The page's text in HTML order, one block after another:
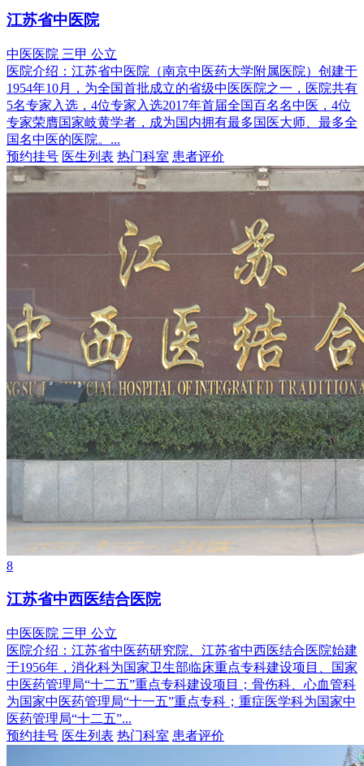
江苏省中医院
中医医院 三甲 公立
医院介绍： 江苏省中医院（南京中医药大学附属医院）创建于
1954年10月，为全国首批成立的省级中医医院之一，医院共有
5名专家入选，4位专家入选2017年首届全国百名名中医，4位
专家荣膺国家岐黄学者，成为国内拥有最多国医大师、最多全
国名中医的医院。...
预约挂号 医生列表 热门科室 患者评价
8
江苏省中西医结合医院
中医医院 三甲 公立
医院介绍： 江苏省中医药研究院、江苏省中西医结合医院始建
于1956年，消化科为国家卫生部临床重点专科建设项目、国家
中医药管理局“十二五”重点专科建设项目；骨伤科、心血管科
为国家中医药管理局“十一五”重点专科；重症医学科为国家中
医药管理局“十二五”...
预约挂号 医生列表 热门科室 患者评价